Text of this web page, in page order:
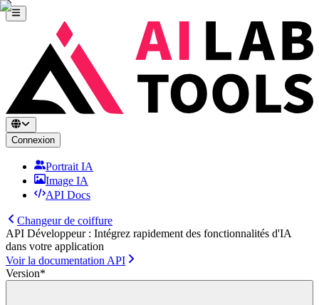
Connexion
Portrait IA
Image IA
API Docs
Changeur de coiffure
API Développeur : Intégrez rapidement des fonctionnalités d'IA
dans votre application
Voir la documentation API
Version*